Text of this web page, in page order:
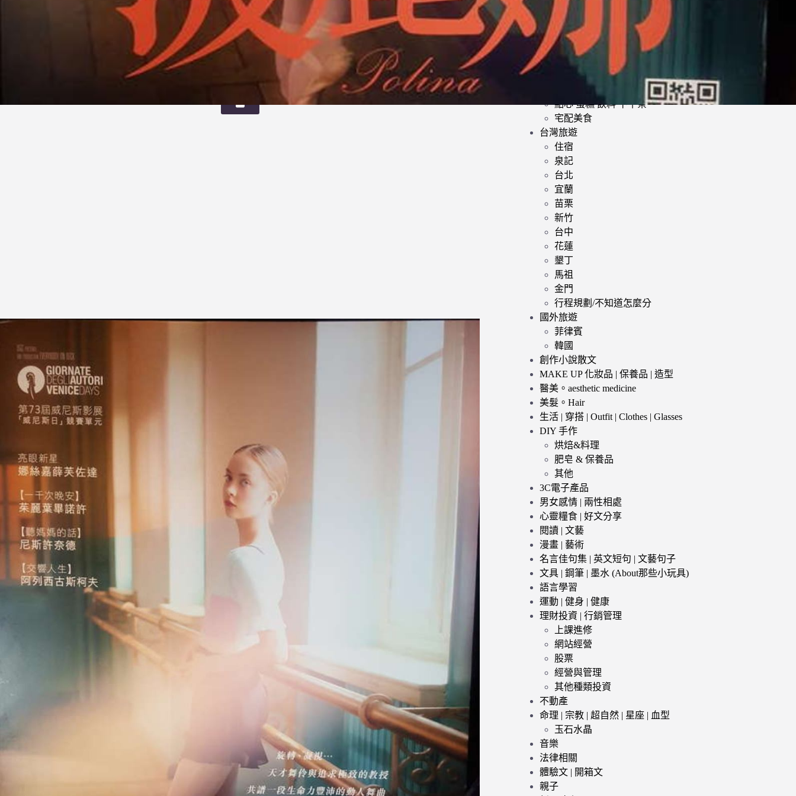
日式料理
韓式料理
歐美料理
小酌 | 餐酒館
其他異國料理
鍋類 | 火鍋 麻辣鍋 鴛鴦鍋
點心 蛋糕 飲料 下午茶
宅配美食
台灣旅遊
住宿
泉記
台北
宜蘭
苗栗
新竹
台中
花蓮
墾丁
馬祖
金門
行程規劃/不知道怎麼分
國外旅遊
菲律賓
韓國
創作小說散文
MAKE UP 化妝品 | 保養品 | 造型
醫美。aesthetic medicine
美髮。Hair
生活 | 穿搭 | Outfit | Clothes | Glasses
DIY 手作
烘焙&料理
肥皂 & 保養品
其他
3C電子產品
男女感情 | 兩性相處
心靈糧食 | 好文分享
閱讀 | 文藝
漫畫 | 藝術
名言佳句集 | 英文短句 | 文藝句子
文具 | 鋼筆 | 墨水 (About那些小玩具)
語言學習
運動 | 健身 | 健康
理財投資 | 行銷管理
上課進修
網站經營
股票
經營與管理
其他種類投資
不動產
命理 | 宗教 | 超自然 | 星座 | 血型
玉石水晶
音樂
法律相關
體驗文 | 開箱文
親子